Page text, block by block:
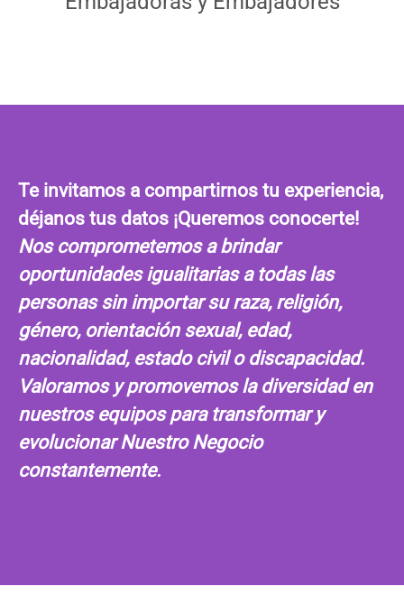
Te invitamos a compartirnos tu experiencia,
déjanos tus datos ¡Queremos conocerte!
Nos comprometemos a brindar
oportunidades igualitarias a todas las
personas sin importar su raza, religión,
género, orientación sexual, edad,
nacionalidad, estado civil o discapacidad.
Valoramos y promovemos la diversidad en
nuestros equipos para transformar y
evolucionar Nuestro Negocio
constantemente.